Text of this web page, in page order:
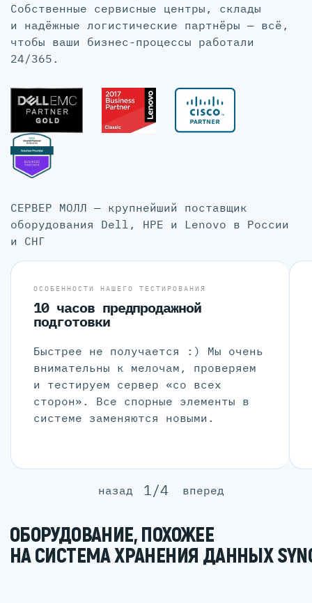
Собственные сервисные центры, склады
и надёжные логистические партнёры — всё,
чтобы ваши бизнес-процессы работали
24/365.
СЕРВЕР МОЛЛ — крупнейший поставщик
оборудования Dell, HPE и Lenovo в России
и СНГ
ОСОБЕННОСТИ НАШЕГО ТЕСТИРОВАНИЯ
10 часов предпродажной
подготовки
Быстрее не получается :) Мы очень
внимательны к мелочам, проверяем
и тестируем сервер «со всех
сторон». Все спорные элементы в
системе заменяются новыми.
назад 1/4 вперед
ОБОРУДОВАНИЕ, ПОХОЖЕЕ
НА СИСТЕМА ХРАНЕНИЯ ДАННЫХ